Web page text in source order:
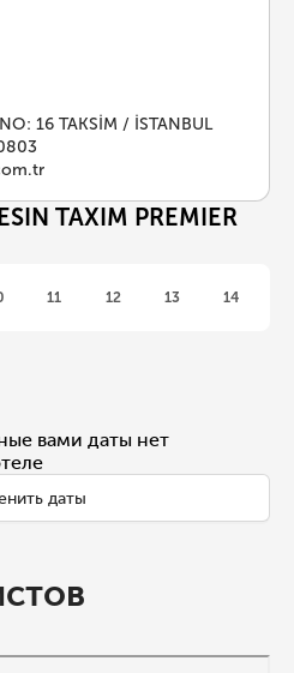
16 TAKSİM / İSTANBUL
TAXIM PREMIER
11 12 13 14
вами даты нет
даты